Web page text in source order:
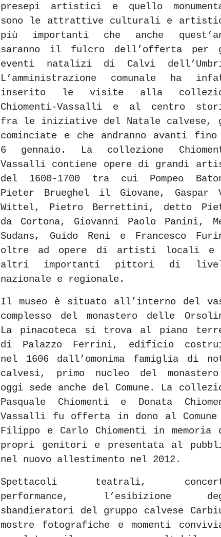
presepi artistici e quello
sono le attrattive culturali e
più importanti che anche
saranno il fulcro dell’offerta per
eventi natalizi di Calvi
L’amministrazione comunale ha
inserito le visite alla
Chiomenti-Vassalli e al centro
fra le iniziative del Natale calvese,
cominciate e che andranno avanti
6 gennaio. La collezione
Vassalli contiene opere di grandi
del 1600-1700 tra cui Pompeo
Pieter Brueghel il Giovane, Gaspar
Wittel, Pietro Berrettini, detto
da Cortona, Giovanni Paolo Panini,
Sudans, Guido Reni e Francesco
oltre ad opere di artisti locali e
altri importanti pittori di
nazionale e regionale.
Il museo è situato all’interno del
complesso del monastero delle
La pinacoteca si trova al piano
di Palazzo Ferrini, edificio
nel 1606 dall’omonima famiglia di
calvesi, primo nucleo del
oggi sede anche del Comune. La
Pasquale Chiomenti e Donata
Vassalli fu offerta in dono al Comune
Filippo e Carlo Chiomenti in memoria
propri genitori e presentata al
nel nuovo allestimento nel 2012.
Spettacoli teatrali,
performance, l’esibizione
sbandieratori del gruppo calvese
mostre fotografiche e momenti